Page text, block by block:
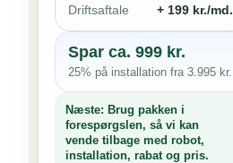
Driftsaftale + 199 kr./md.
Spar ca. 999 kr.
25% på installation fra 3.995 kr.
Næste: Brug pakken i
forespørgslen, så vi kan
vende tilbage med robot,
installation, rabat og pris.